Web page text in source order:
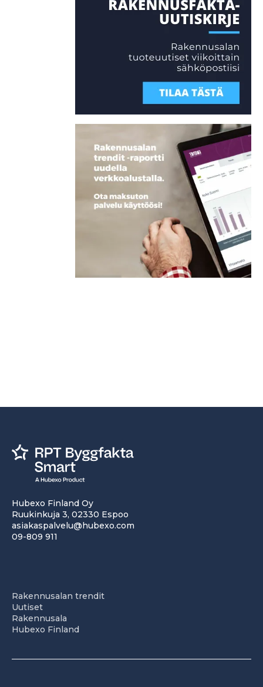
Hubexo Finland Oy
Ruukinkuja 3, 02330 Espoo
asiakaspalvelu@hubexo.com
09-809 911
Rakennusalan trendit
Uutiset
Rakennusala
Hubexo Finland